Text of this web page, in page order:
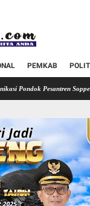
PEMKAB
Soppeng Temui Bupati